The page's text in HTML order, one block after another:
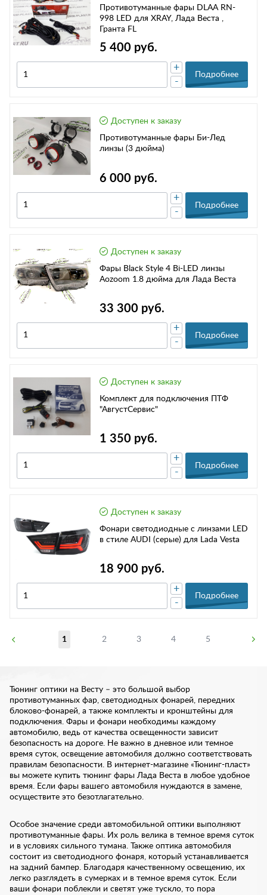
Противотуманные фары DLAA RN-
998 LED для XRAY, Лада Веста ,
Гранта FL
5 400 руб.
-
+
Подробнее
Доступен к заказу
Противотуманные фары Би-Лед
линзы (3 дюйма)
6 000 руб.
-
+
Подробнее
Доступен к заказу
Фары Black Style 4 Bi-LED линзы
Aozoom 1.8 дюйма для Лада Веста
33 300 руб.
-
+
Подробнее
Доступен к заказу
Комплект для подключения ПТФ
"АвгустСервис"
1 350 руб.
-
+
Подробнее
Доступен к заказу
Фонари светодиодные с линзами LED
в стиле AUDI (серые) для Lada Vesta
18 900 руб.
-
+
Подробнее
1 2 3 4 5
Тюнинг оптики на Весту – это большой выбор
противотуманных фар, светодиодных фонарей, передних
блоково-фонарей, а также комплекты и кронштейны для
подключения. Фары и фонари необходимы каждому
автомобилю, ведь от качества освещенности зависит
безопасность на дороге. Не важно в дневное или темное
время суток, освещение автомобиля должно соответствовать
правилам безопасности. В интернет-магазине «Тюнинг-пласт»
вы можете купить тюнинг фары Лада Веста в любое удобное
время. Если фары вашего автомобиля нуждаются в замене,
осуществите это безотлагательно.
Особое значение среди автомобильной оптики выполняют
противотуманные фары. Их роль велика в темное время суток
и в условиях сильного тумана. Также оптика автомобиля
состоит из светодиодного фонаря, который устанавливается
на задний бампер. Благодаря качественному освещению, их
легко разглядеть в сумерках и в темное время суток. Если
ваши фонари поблекли и светят уже тускло, то пора